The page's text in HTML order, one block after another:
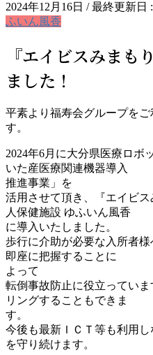
2024年12月16日 / 最終更新日 :
ふいん風香
『エイビスみまも
ました！
平素より福寿会グループを
す。
2024年6月に大分県医療ロボ
いた産医療関連機器導入
推進事業」を
活用させて頂き、『エイビ
人保健施設 ゆふいん風香
に導入いたしました。
歩行に介助が必要な入所者
即座に把握することに
よって
転倒事故防止に役立ってい
リングすることもできま
す。
今後も最新ＩＣＴ等も利用
を守り続けます。